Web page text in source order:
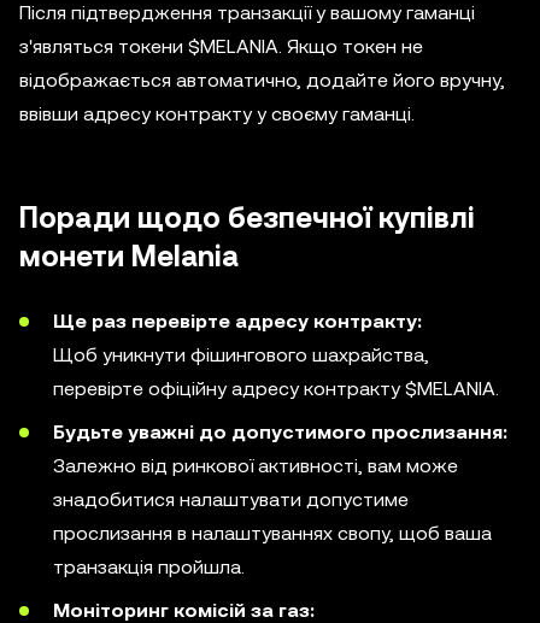
Після підтвердження транзакції у вашому гаманці
з'являться токени $MELANIA. Якщо токен не
відображається автоматично, додайте його вручну,
ввівши адресу контракту у своєму гаманці.
Поради щодо безпечної купівлі
монети Melania
Ще раз перевірте адресу контракту:
Щоб уникнути фішингового шахрайства,
перевірте офіційну адресу контракту $MELANIA.
Будьте уважні до допустимого прослизання:
Залежно від ринкової активності, вам може
знадобитися налаштувати допустиме
прослизання в налаштуваннях свопу, щоб ваша
транзакція пройшла.
Моніторинг комісій за газ: